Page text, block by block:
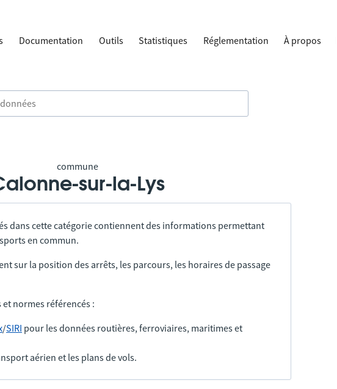
Documentation Outils Statistiques Réglementation À propos
commune
sur-la-Lys
dans cette catégorie contiennent des informations permettant
en commun.
sur la position des arrêts, les parcours, les horaires de passage
normes référencés :
/SIRI pour les données routières, ferroviaires, maritimes et
aérien et les plans de vols.